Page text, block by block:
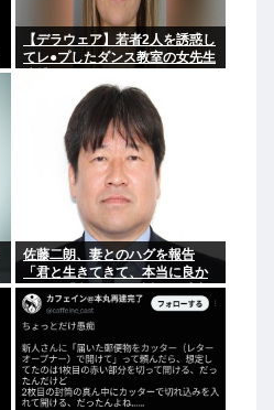
【デラウェア】若者2人を誘惑し
てレ●プしたダンス教室の女先生
佐藤二朗、妻とのハグを報告
「君と生きてきて、本当に良か
った」「文〇砲より遥かに威力
は弱いが、僕のノロケ砲をお見
舞いする」